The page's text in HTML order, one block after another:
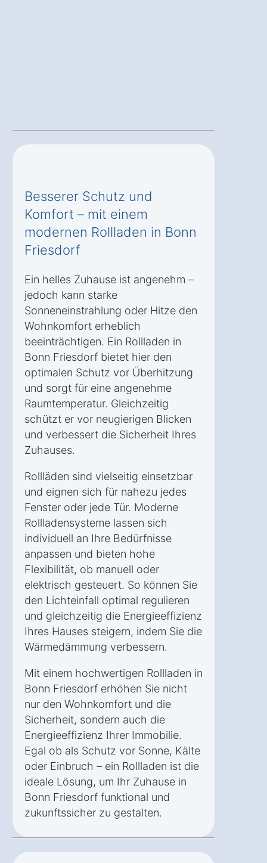
Besserer Schutz und
Komfort – mit einem
modernen Rollladen in Bonn
Friesdorf
Ein helles Zuhause ist angenehm –
jedoch kann starke
Sonneneinstrahlung oder Hitze den
Wohnkomfort erheblich
beeinträchtigen. Ein Rollladen in
Bonn Friesdorf bietet hier den
optimalen Schutz vor Überhitzung
und sorgt für eine angenehme
Raumtemperatur. Gleichzeitig
schützt er vor neugierigen Blicken
und verbessert die Sicherheit Ihres
Zuhauses.
Rollläden sind vielseitig einsetzbar
und eignen sich für nahezu jedes
Fenster oder jede Tür. Moderne
Rollladensysteme lassen sich
individuell an Ihre Bedürfnisse
anpassen und bieten hohe
Flexibilität, ob manuell oder
elektrisch gesteuert. So können Sie
den Lichteinfall optimal regulieren
und gleichzeitig die Energieeffizienz
Ihres Hauses steigern, indem Sie die
Wärmedämmung verbessern.
Mit einem hochwertigen Rollladen in
Bonn Friesdorf erhöhen Sie nicht
nur den Wohnkomfort und die
Sicherheit, sondern auch die
Energieeffizienz Ihrer Immobilie.
Egal ob als Schutz vor Sonne, Kälte
oder Einbruch – ein Rollladen ist die
ideale Lösung, um Ihr Zuhause in
Bonn Friesdorf funktional und
zukunftssicher zu gestalten.